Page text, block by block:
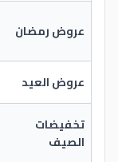
عروض رمضان
عروض العيد
تخفيضات
الصيف